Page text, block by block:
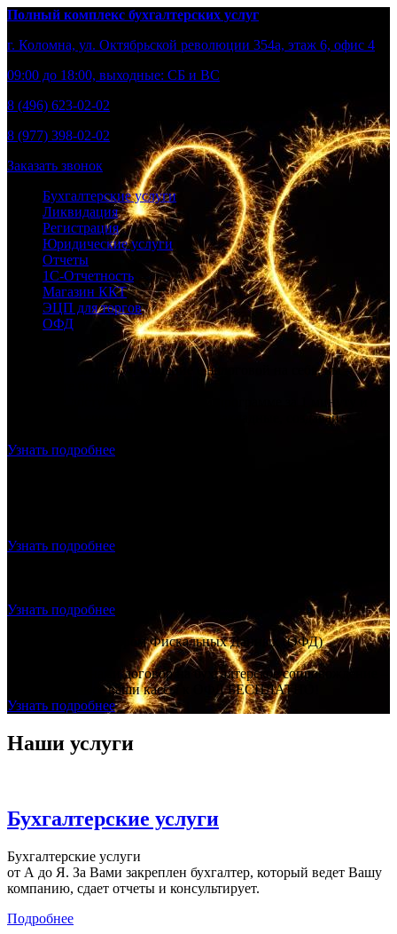
Полный комплекс бухгалтерских услуг
г. Коломна, ул. Октябрьской революции 354а, этаж 6, офис 4
09:00 до 18:00, выходные: СБ и ВС
8 (496) 623-02-02
8 (977) 398-02-02
Заказать звонок
Бухгалтерские услуги
Ликвидация
Регистрация
Юридические услуги
Отчеты
1С-Отчетность
Магазин ККТ
ЭЦП для торгов
ОФД
Берем бухгалтерию и общение с налоговой на себя, вы –
Получите доступ к бухгалтерской программе за 1 минуту и
выставляете счета. Делайте акты, накладные, создавайте
Узнать подробнее
Узнать подробнее
Узнать подробнее
Договор с Оператором Фискальных Данных (ОФД)
Заключаете с нами договор на бухгалтерское сопровождение –
подключаем все ваши кассы к ОФД БЕСПЛАТНО!
Узнать подробнее
Наши услуги
Бухгалтерские услуги
Бухгалтерские услуги
от А до Я. За Вами закреплен бухгалтер, который ведет Вашу
компанию, сдает отчеты и консультирует.
Подробнее